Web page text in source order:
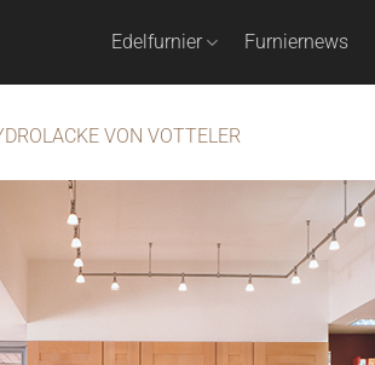
Edelfurnier Furniernews
VON VOTTELER